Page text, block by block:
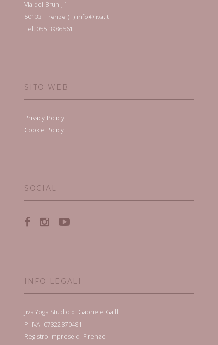
Via dei Bruni, 1
50133 Firenze (FI) info@jiva.it
Tel. 055 3986561
SITO WEB
Privacy Policy
Cookie Policy
SOCIAL
INFO LEGALI
Jiva Yoga Studio di Gabriele Gailli
P. IVA: 07322870481
Registro imprese di Firenze